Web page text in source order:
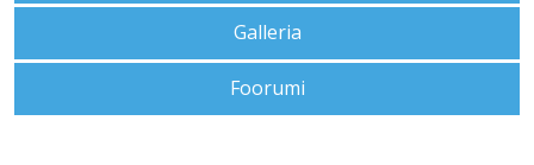
Galleria
Foorumi